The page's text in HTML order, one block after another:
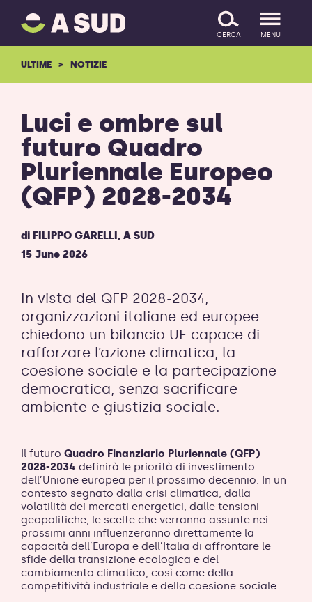
SALTA IL CONTENUTO
A
SUD
logo
ritorna
alla
CERCA MENU
ULTIME NOTIZIE
Luci e ombre sul
futuro Quadro
Pluriennale Europeo
(QFP) 2028-2034
di FILIPPO GARELLI, A SUD
15 June 2026
In vista del QFP 2028-2034,
organizzazioni italiane ed europee
chiedono un bilancio UE capace di
rafforzare l’azione climatica, la
coesione sociale e la partecipazione
democratica, senza sacrificare
ambiente e giustizia sociale.
Il futuro Quadro Finanziario Pluriennale (QFP)
2028-2034 definirà le priorità di investimento
dell’Unione europea per il prossimo decennio. In un
contesto segnato dalla crisi climatica, dalla
volatilità dei mercati energetici, dalle tensioni
geopolitiche, le scelte che verranno assunte nei
prossimi anni influenzeranno direttamente la
capacità dell’Europa e dell’Italia di affrontare le
sfide della transizione ecologica e del
cambiamento climatico, così come della
competitività industriale e della coesione sociale.